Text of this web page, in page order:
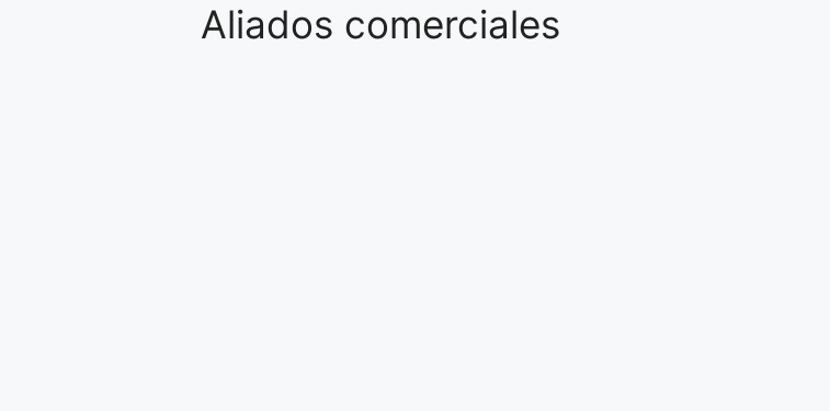
Aliados comerciales